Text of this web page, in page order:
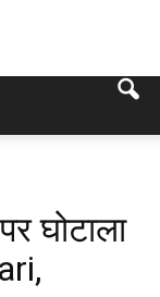
घोटाला